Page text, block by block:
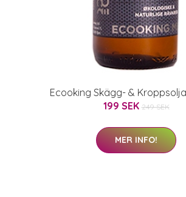
Ecooking Skägg- & Kroppsolja
199 SEK 249 SEK
MER INFO!